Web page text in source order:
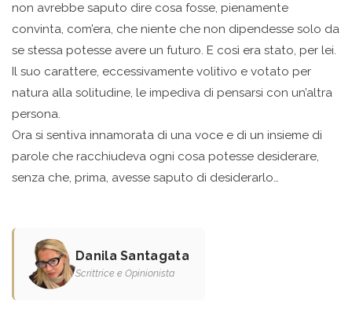
non avrebbe saputo dire cosa fosse, pienamente
convinta, com’era, che niente che non dipendesse solo da
se stessa potesse avere un futuro. E così era stato, per lei.
Il suo carattere, eccessivamente volitivo e votato per
natura alla solitudine, le impediva di pensarsi con un’altra
persona.
Ora si sentiva innamorata di una voce e di un insieme di
parole che racchiudeva ogni cosa potesse desiderare,
senza che, prima, avesse saputo di desiderarlo…
Danila Santagata
Scrittrice e Opinionista